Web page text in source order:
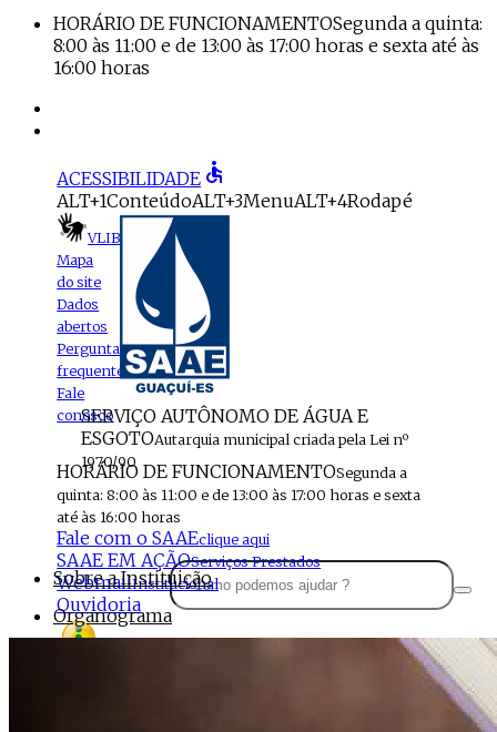
HORÁRIO DE FUNCIONAMENTOSegunda a quinta:
8:00 às 11:00 e de 13:00 às 17:00 horas e sexta até às
16:00 horas
ACESSIBILIDADE accessible
ALT+1ConteúdoALT+3MenuALT+4Rodapé
VLIBRAS
Mapa
do site
Dados
abertos
Perguntas
frequentes
Fale
conosco
SERVIÇO AUTÔNOMO DE ÁGUA E
ESGOTOAutarquia municipal criada pela Lei nº
1970/90
HORÁRIO DE FUNCIONAMENTOSegunda a
quinta: 8:00 às 11:00 e de 13:00 às 17:00 horas e sexta
até às 16:00 horas
Fale com o SAAEclique aqui
SAAE EM AÇÃOServiços Prestados
WebmailInstitucional
Ouvidoria
Sobre a Instituição
Organograma